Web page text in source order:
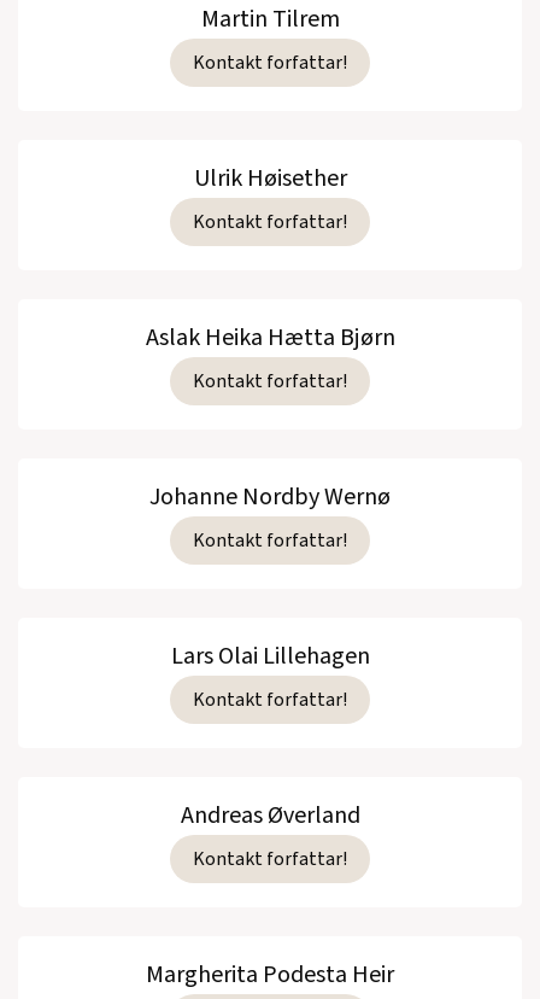
Martin Tilrem
Kontakt forfattar!
Ulrik Høisether
Kontakt forfattar!
Aslak Heika Hætta Bjørn
Kontakt forfattar!
Johanne Nordby Wernø
Kontakt forfattar!
Lars Olai Lillehagen
Kontakt forfattar!
Andreas Øverland
Kontakt forfattar!
Margherita Podesta Heir